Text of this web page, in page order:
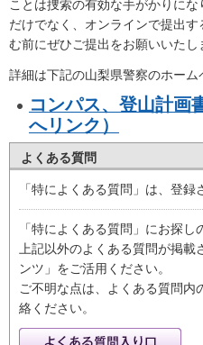
ことは捜索の有効な手がかりに
だけでなく、オンラインで提出
む前にぜひご提出をお願いいたし
詳細は下記の山梨県警察のホーム
コンパス、登山計画
へリンク）
よくある質問
「特によくある質問」は、登録
「特によくある質問」にお探
上記以外のよくある質問が掲
ンツ」をご活用ください。
ご不明な点は、よくある質問内
絡ください。